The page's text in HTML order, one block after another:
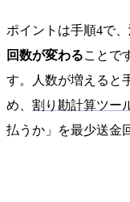
ポイントは手順4で、
回数が変わることで
す。人数が増えると
め、 割り勘計算ツー
払うか」を最少送金